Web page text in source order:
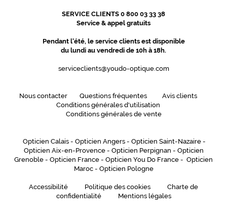
SERVICE CLIENTS 0 800 03 33 38
Service & appel gratuits
Pendant l'été, le service clients est disponible
du lundi au vendredi de 10h à 18h.
serviceclients@youdo-optique.com
Nous contacter Questions fréquentes
Avis clients
Conditions générales d'utilisation
Conditions générales de vente
Opticien Calais - Opticien Angers - Opticien Saint-Nazaire -
Opticien Aix-en-Provence- Opticien Perpignan - Opticien
Grenoble - Opticien France - Opticien You Do France - Opticien
Maroc- Opticien Pologne
Accessibilité Politique des cookies
Charte de
confidentialité
Mentions légales